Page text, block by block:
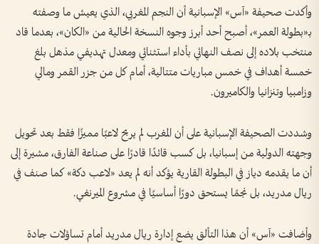
وأكدت صحيفة «آس» الإسبانية أن النجم المغربي، الذي يعيش ما وصفته
بـ«بطولة العمر»، أصبح أحد أبرز وجوه النسخة الحالية من «الكان»، بعدما قاد
منتخب بلاده إلى نصف النهائي بأداء استثنائي ومعدل تهديفي مذهل بلغ
خمسة أهداف في خمس مباريات متتالية، أمام كل من جزر القمر ومالي
وزامبيا وتنزانيا والكاميرون.
وشددت الصحيفة الإسبانية على أن المغرب لم يربح لاعبًا مميزًا فقط بعد تحويل
وجهته الدولية من إسبانيا، بل كسب قائدًا قادرًا على صناعة الفارق، مشيرة إلى
أن ما يقدمه دياز في البطولة القارية يؤكد أنه لم يعد «لاعب دكة» كما صنف في
ريال مدريد، بل نجمًا يستحق دورًا أساسيًا في مشروع الميرنغي.
وأضافت «آس» أن هذا التألق يضع إدارة ريال مدريد أمام تساؤلات جادة